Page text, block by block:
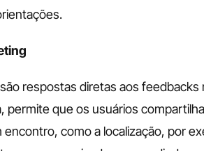
são respostas diretas aos
permite que os usuários
como a localização, por